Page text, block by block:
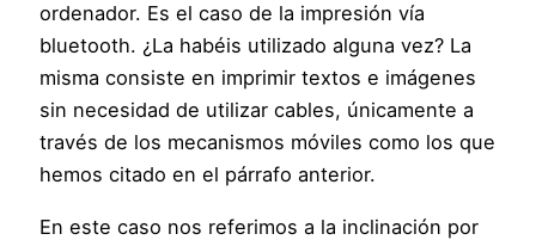
ordenador. Es el caso de la impresión vía
bluetooth. ¿La habéis utilizado alguna vez? La
misma consiste en imprimir textos e imágenes
sin necesidad de utilizar cables, únicamente a
través de los mecanismos móviles como los que
hemos citado en el párrafo anterior.
En este caso nos referimos a la inclinación por